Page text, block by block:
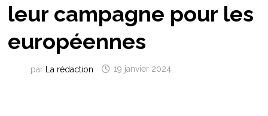
leur campagne pour les
européennes
par La rédaction 19 janvier 2024